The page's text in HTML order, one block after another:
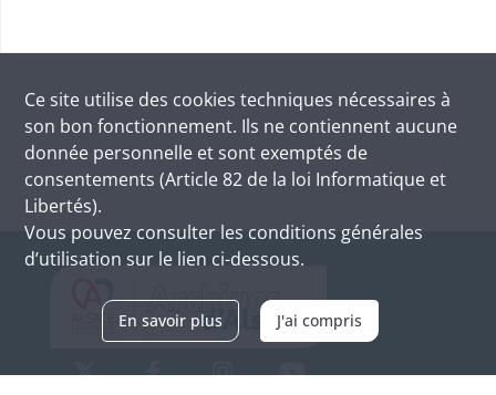
Ce site utilise des cookies techniques nécessaires à
son bon fonctionnement. Ils ne contiennent aucune
donnée personnelle et sont exemptés de
consentements (Article 82 de la loi Informatique et
Libertés).
Vous pouvez consulter les conditions générales
d’utilisation sur le lien ci-dessous.
En savoir plus J'ai compris